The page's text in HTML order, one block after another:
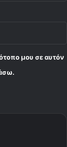
μου σε αυτόν